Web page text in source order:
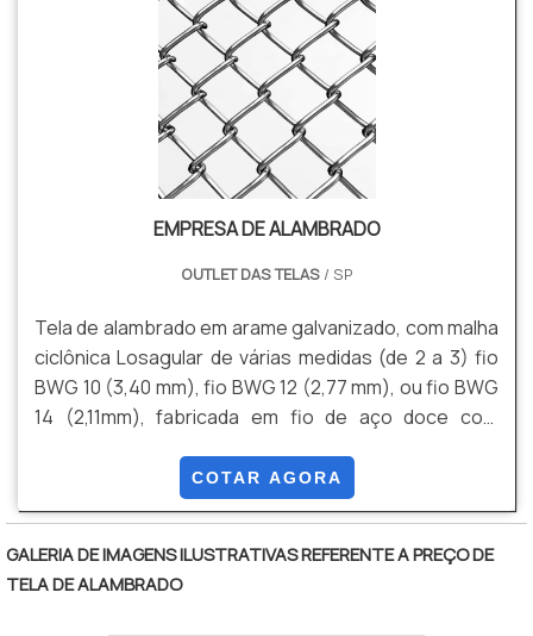
instalação e utilização do arame para tela dispensa
mão de obra extra, o que também t.
EMPRESA DE ALAMBRADO
OUTLET DAS TELAS/ SP
Tela de alambrado em arame galvanizado, com malha
ciclônica Losagular de várias medidas (de 2 a 3) fio
BWG 10 (3,40 mm), fio BWG 12 (2,77 mm), ou fio BWG
14 (2,11mm), fabricada em fio de aço doce com
acordo com a NBR 5589, galvanizado por imersão em
banho de zinco antes de tecer a malha, com uma
NBR 6331, com acabamento lateral de pontas
dobradas.
COTAR AGORA
GALERIA DE IMAGENS ILUSTRATIVAS REFERENTE A PREÇO DE
TELA DE ALAMBRADO